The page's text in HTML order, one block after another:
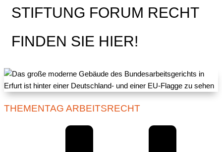
STIFTUNG FORUM RECHT
FINDEN SIE HIER!
THEMENTAG ARBEITSRECHT